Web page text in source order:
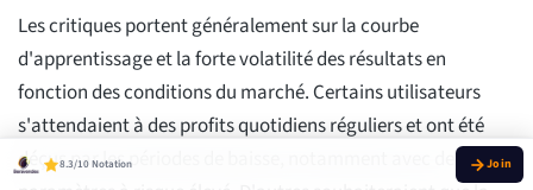
Les critiques portent généralement sur la courbe
d'apprentissage et la forte volatilité des résultats en
fonction des conditions du marché. Certains utilisateurs
s'attendaient à des profits quotidiens réguliers et ont été
déçus par les périodes de baisse, notamment avec des
8.3/10 Notation